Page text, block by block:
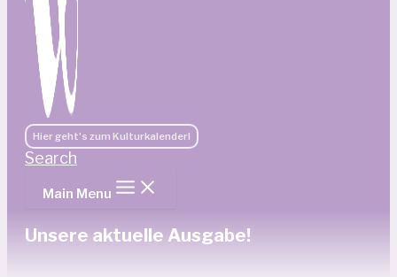
Hier geht's zum Kulturkalender!
Search
Main Menu
Unsere aktuelle Ausgabe!